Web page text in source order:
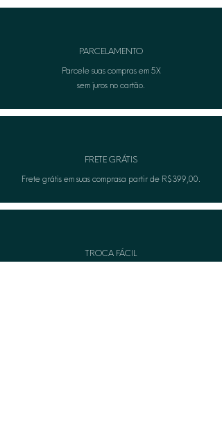
PARCELAMENTO
Parcele suas compras em 5X
sem juros no cartão.
FRETE GRÁTIS
Frete grátis em suas comprasa partir de R$399,00.
TROCA FÁCIL